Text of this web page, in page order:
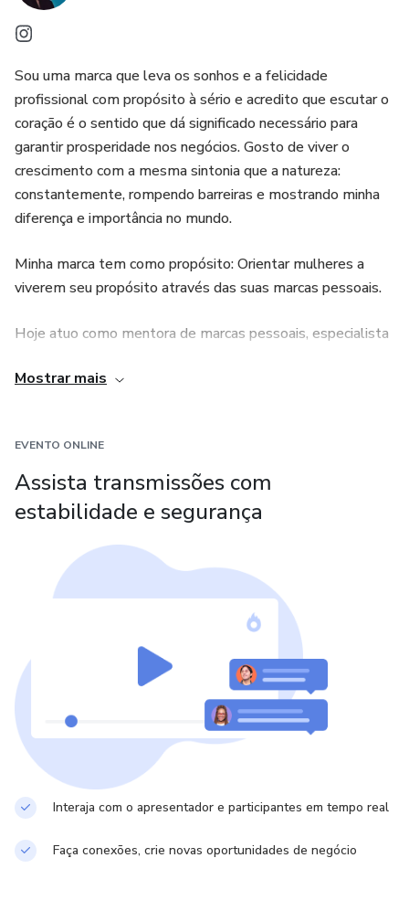
Sou uma marca que leva os sonhos e a felicidade
profissional com propósito à sério e acredito que escutar o
coração é o sentido que dá significado necessário para
garantir prosperidade nos negócios. Gosto de viver o
crescimento com a mesma sintonia que a natureza:
constantemente, rompendo barreiras e mostrando minha
diferença e importância no mundo.
Minha marca tem como propósito: Orientar mulheres a
viverem seu propósito através das suas marcas pessoais.
Hoje atuo como mentora de marcas pessoais, especialista
marca é utilizar a visão intuitiva para potencializar a jornada
CEO da OGA consultoria em branding. ''Criamos projetos
com sua essência enquanto você cuida da sua entrega.''
Mostrar mais
EVENTO ONLINE
Assista transmissões com
estabilidade e segurança
Interaja com o apresentador e participantes em tempo real
Faça conexões, crie novas oportunidades de negócio